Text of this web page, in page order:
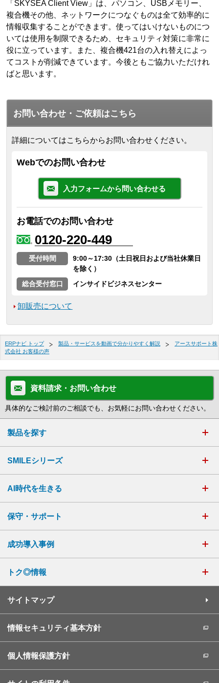
「SKYSEA Client View」は、パソコン、USBメモリー、
複合機その他、ネットワークにつなぐものは全て効率的に
情報収集することができます。使ってはいけないものにつ
いては使用を制限できるため、セキュリティ対策に非常に
役に立っています。また、複合機421台の入れ替えによっ
てコストが削減できています。今後ともご協力いただけれ
ばと思います。
お問い合わせ・ご依頼はこちら
詳細についてはこちらからお問い合わせください。
Webでのお問い合わせ
入力フォームから問い合わせる
お電話でのお問い合わせ
0120-220-449
受付時間
9:00～17:30（土日祝日および当社休業日
を除く）
総合受付窓口
インサイドビジネスセンター
卸販売について
ERPナビ トップ 製品・サービスを動画で分かりやすく解説
アースサポート株
式会社 お客様の声
資料請求・お問い合わせ
具体的なご検討前のご相談でも、お気軽にお問い合わせください。
製品を探す
SMILEシリーズ
AI時代を生きる
保守・サポート
成功導入事例
トク◎情報
サイトマップ
情報セキュリティ基本方針
個人情報保護方針